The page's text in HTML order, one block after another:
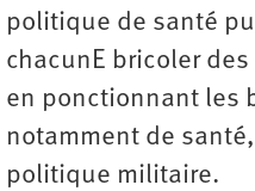
politique de santé
chacunE bricoler
en ponctionnant les
notamment de
politique militaire.